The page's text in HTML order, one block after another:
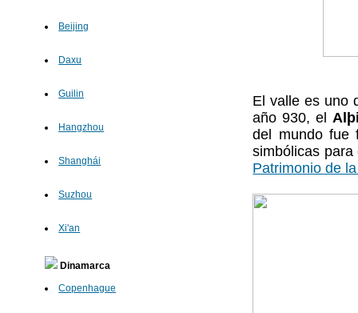
Beijing
Daxu
Guilin
Hangzhou
Shanghái
Suzhou
Xi'an
Dinamarca
Copenhague
El valle es uno
año 930, el
del mundo fue
simbólicas
Patrimonio de